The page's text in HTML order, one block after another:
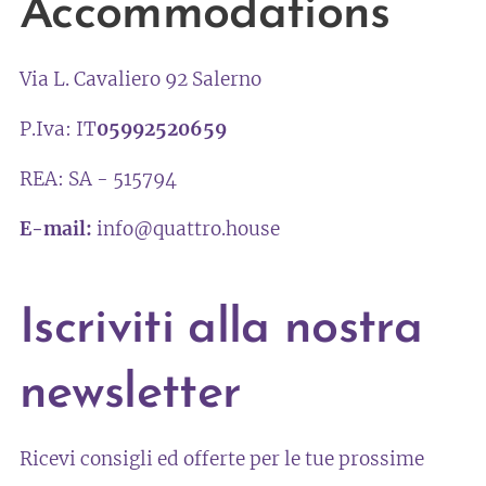
meraviglie
di questa
storica città.
Questa
proprietà offre
letto
arredata con
gusto, ideale
per un sonno
ristoratore
giornata di...
Accommodations
Via L. Cavaliero 92 Salerno
P.Iva: IT05992520659
REA: SA - 515794
E-mail: info@quattro.house
Iscriviti alla nostra
newsletter
Ricevi consigli ed offerte per le tue prossime